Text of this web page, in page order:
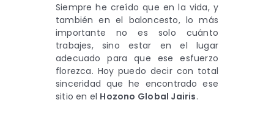
Siempre he creído que en la vida, y
también en el baloncesto, lo más
importante no es solo cuánto
trabajes, sino estar en el lugar
adecuado para que ese esfuerzo
florezca. Hoy puedo decir con total
sinceridad que he encontrado ese
sitio en el Hozono Global Jairis.